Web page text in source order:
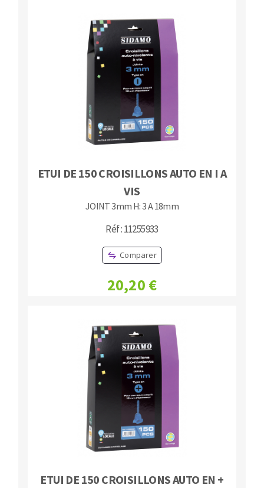
ETUI DE 150 CROISILLONS AUTO EN I A
VIS
JOINT 3mm H: 3 A 18mm
Réf : 11255933
Comparer
20,20 €
ETUI DE 150 CROISILLONS AUTO EN +